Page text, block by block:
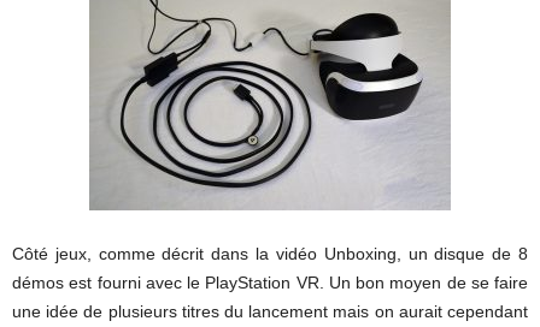
Côté jeux, comme décrit dans la vidéo Unboxing, un disque de 8
démos est fourni avec le PlayStation VR. Un bon moyen de se faire
une idée de plusieurs titres du lancement mais on aurait cependant